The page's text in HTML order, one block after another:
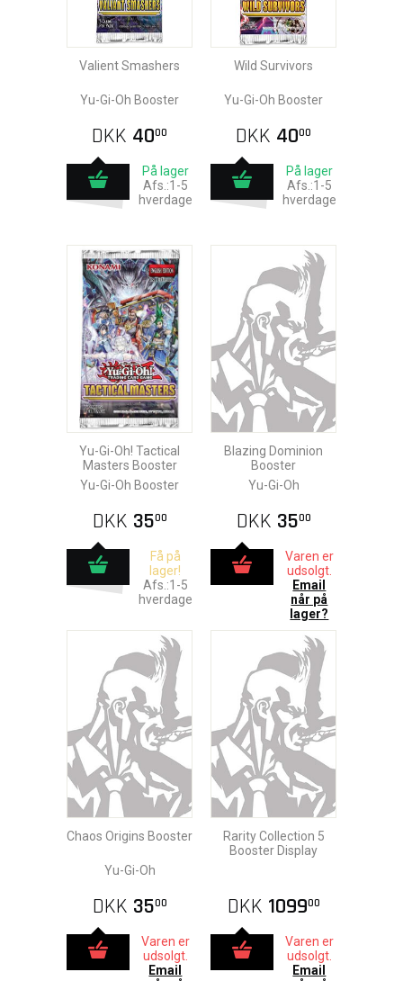
Valient Smashers
Yu-Gi-Oh Booster
DKK 4000
På lager
Afs.:1-5
hverdage
Wild Survivors
Yu-Gi-Oh Booster
DKK 4000
På lager
Afs.:1-5
hverdage
Yu-Gi-Oh! Tactical
Masters Booster
Yu-Gi-Oh Booster
DKK 3500
Få på
lager!
Afs.:1-5
hverdage
Blazing Dominion
Booster
Yu-Gi-Oh
DKK 3500
Varen er
udsolgt.
Email
når på
lager?
Chaos Origins Booster
Yu-Gi-Oh
DKK 3500
Varen er
udsolgt.
Email
Rarity Collection 5
Booster Display
DKK 109900
Varen er
udsolgt.
Email